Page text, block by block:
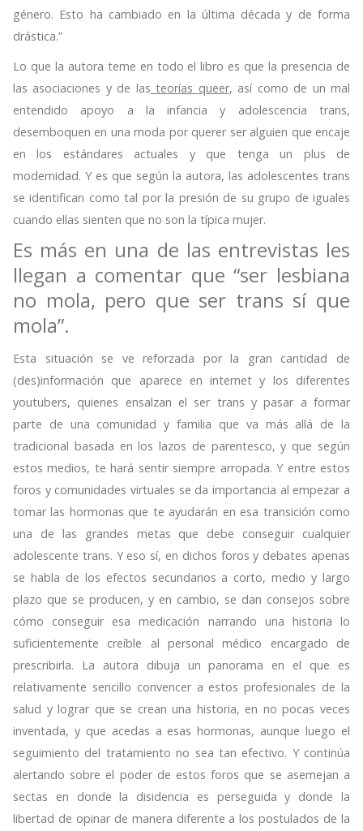
género. Esto ha cambiado en la última década y de forma
drástica.”
Lo que la autora teme en todo el libro es que la presencia de
las asociaciones y de las teorías queer, así como de un mal
entendido apoyo a la infancia y adolescencia trans,
desemboquen en una moda por querer ser alguien que encaje
en los estándares actuales y que tenga un plus de
modernidad. Y es que según la autora, las adolescentes trans
se identifican como tal por la presión de su grupo de iguales
cuando ellas sienten que no son la típica mujer.
Es más en una de las entrevistas les
llegan a comentar que “ser lesbiana
no mola, pero que ser trans sí que
mola”.
Esta situación se ve reforzada por la gran cantidad de
(des)información que aparece en internet y los diferentes
youtubers, quienes ensalzan el ser trans y pasar a formar
parte de una comunidad y familia que va más allá de la
tradicional basada en los lazos de parentesco, y que según
estos medios, te hará sentir siempre arropada. Y entre estos
foros y comunidades virtuales se da importancia al empezar a
tomar las hormonas que te ayudarán en esa transición como
una de las grandes metas que debe conseguir cualquier
adolescente trans. Y eso sí, en dichos foros y debates apenas
se habla de los efectos secundarios a corto, medio y largo
plazo que se producen, y en cambio, se dan consejos sobre
cómo conseguir esa medicación narrando una historia lo
suficientemente creíble al personal médico encargado de
prescribirla. La autora dibuja un panorama en el que es
relativamente sencillo convencer a estos profesionales de la
salud y lograr que se crean una historia, en no pocas veces
inventada, y que acedas a esas hormonas, aunque luego el
seguimiento del tratamiento no sea tan efectivo. Y continúa
alertando sobre el poder de estos foros que se asemejan a
sectas en donde la disidencia es perseguida y donde la
libertad de opinar de manera diferente a los postulados de la